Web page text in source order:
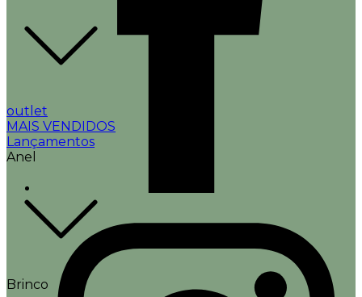
outlet
MAIS VENDIDOS
Lançamentos
Anel
Brinco